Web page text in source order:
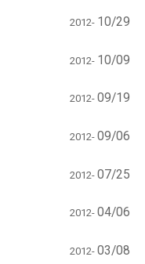
2012- 10/29
2012- 10/09
2012- 09/19
2012- 09/06
2012- 07/25
2012- 04/06
2012- 03/08